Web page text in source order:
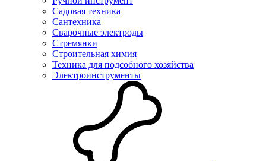
Садовая техника
Сантехника
Сварочные электроды
Стремянки
Строительная химия
Техника для подсобного хозяйства
Электроинструменты